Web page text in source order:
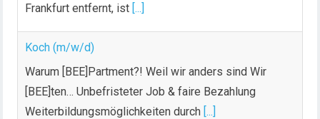
Frankfurt entfernt, ist [...]
Koch (m/w/d)
Warum [BEE]Partment?! Weil wir anders sind Wir
[BEE]ten… Unbefristeter Job & faire Bezahlung
Weiterbildungsmöglichkeiten durch [...]